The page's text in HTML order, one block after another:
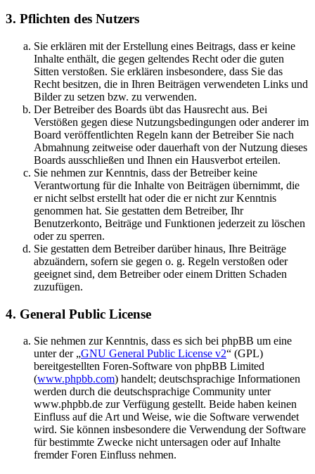
3. Pflichten des Nutzers
Sie erklären mit der Erstellung eines Beitrags, dass er keine
Inhalte enthält, die gegen geltendes Recht oder die guten
Sitten verstoßen. Sie erklären insbesondere, dass Sie das
Recht besitzen, die in Ihren Beiträgen verwendeten Links und
Bilder zu setzen bzw. zu verwenden.
Der Betreiber des Boards übt das Hausrecht aus. Bei
Verstößen gegen diese Nutzungsbedingungen oder anderer im
Board veröffentlichten Regeln kann der Betreiber Sie nach
Abmahnung zeitweise oder dauerhaft von der Nutzung dieses
Boards ausschließen und Ihnen ein Hausverbot erteilen.
Sie nehmen zur Kenntnis, dass der Betreiber keine
Verantwortung für die Inhalte von Beiträgen übernimmt, die
er nicht selbst erstellt hat oder die er nicht zur Kenntnis
genommen hat. Sie gestatten dem Betreiber, Ihr
Benutzerkonto, Beiträge und Funktionen jederzeit zu löschen
oder zu sperren.
Sie gestatten dem Betreiber darüber hinaus, Ihre Beiträge
abzuändern, sofern sie gegen o. g. Regeln verstoßen oder
geeignet sind, dem Betreiber oder einem Dritten Schaden
zuzufügen.
4. General Public License
Sie nehmen zur Kenntnis, dass es sich bei phpBB um eine
unter der „GNU General Public License v2“ (GPL)
bereitgestellten Foren-Software von phpBB Limited
(www.phpbb.com) handelt; deutschsprachige Informationen
werden durch die deutschsprachige Community unter
www.phpbb.de zur Verfügung gestellt. Beide haben keinen
Einfluss auf die Art und Weise, wie die Software verwendet
wird. Sie können insbesondere die Verwendung der Software
für bestimmte Zwecke nicht untersagen oder auf Inhalte
fremder Foren Einfluss nehmen.